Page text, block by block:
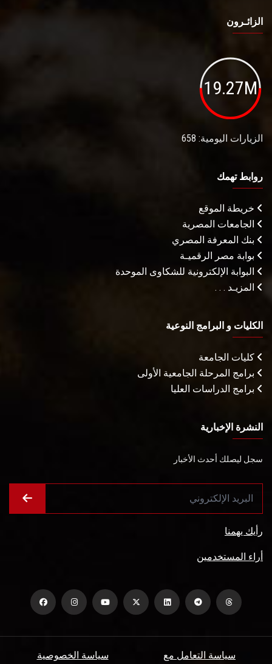
الزائـرون
19.27M
الزيارات اليومية: 658
روابط تهمك
خريطة الموقع
الجامعات المصرية
بنك المعرفة المصري
بوابة مصر الرقميـة
البوابة الإلكترونية للشكاوى الموحدة
المزيـد . . .
الكليات و البرامج النوعية
كليات الجامعة
برامج المرحلة الجامعية الأولى
برامج الدراسات العليا
النشرة الإخبارية
سجل ليصلك أحدث الأخبار
رأيك يهمنا
أراء المستخدمين
سياسة الخصوصية سياسة التعامل مع